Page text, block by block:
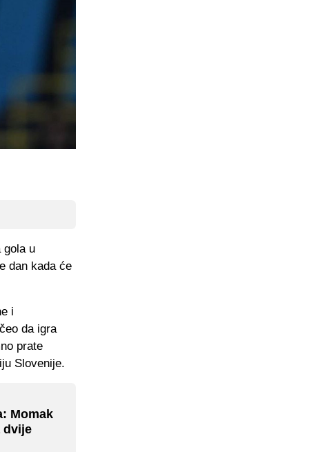
gola u
dan kada će
i
da igra
prate
Slovenije.
Momak
dvije